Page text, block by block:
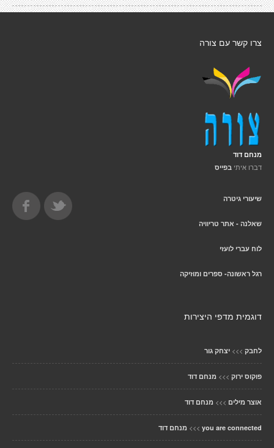
צרו קשר עם צורה
מנחם דוד
דברו איתי בפייס
שיעורי גיטרה
שאלנה - אתר טריוויה
לוח עברי לועזי
רגל ראשונה- ספרים ומוזיקה
דוגמית מדפי היצירות
לחבק >>> יצחק גור
פוקוס ירוק >>> מנחם דוד
אוצר מילים >>> מנחם דוד
you are connected
>>> מנחם דוד